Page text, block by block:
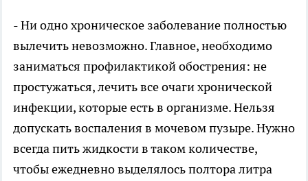
- Ни одно хроническое заболевание полностью
вылечить невозможно. Главное, необходимо
заниматься профилактикой обострения: не
простужаться, лечить все очаги хронической
инфекции, которые есть в организме. Нельзя
допускать воспаления в мочевом пузыре. Нужно
всегда пить жидкости в таком количестве,
чтобы ежедневно выделялось полтора литра